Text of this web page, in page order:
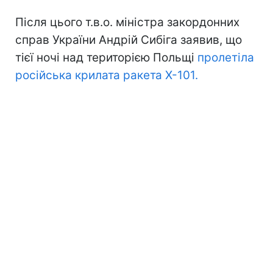
Після цього т.в.о. міністра закордонних
справ України Андрій Сибіга заявив, що
тієї ночі над територією Польщі пролетіла
російська крилата ракета Х-101.